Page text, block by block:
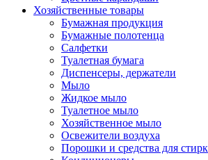
Хозяйственные товары
Бумажная продукция
Бумажные полотенца
Салфетки
Туалетная бумага
Диспенсеры, держатели
Мыло
Жидкое мыло
Туалетное мыло
Хозяйственное мыло
Освежители воздуха
Порошки и средства для